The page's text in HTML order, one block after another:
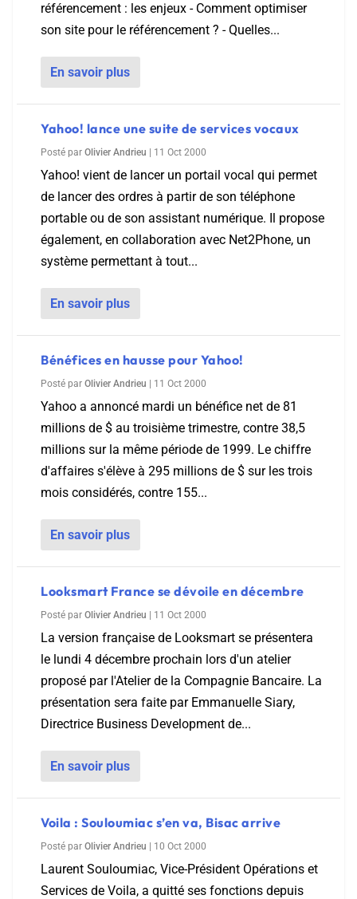
référencement : les enjeux - Comment optimiser
son site pour le référencement ? - Quelles...
En savoir plus
Yahoo! lance une suite de services vocaux
Posté par Olivier Andrieu 11 Oct 2000
Yahoo! vient de lancer un portail vocal qui permet
de lancer des ordres à partir de son téléphone
portable ou de son assistant numérique. Il propose
également, en collaboration avec Net2Phone, un
système permettant à tout...
En savoir plus
Bénéfices en hausse pour Yahoo!
Posté par Olivier Andrieu 11 Oct 2000
Yahoo a annoncé mardi un bénéfice net de 81
millions de $ au troisième trimestre, contre 38,5
millions sur la même période de 1999. Le chiffre
d'affaires s'élève à 295 millions de $ sur les trois
mois considérés, contre 155...
En savoir plus
Looksmart France se dévoile en décembre
Posté par Olivier Andrieu 11 Oct 2000
La version française de Looksmart se présentera
le lundi 4 décembre prochain lors d'un atelier
proposé par l'Atelier de la Compagnie Bancaire. La
présentation sera faite par Emmanuelle Siary,
Directrice Business Development de...
En savoir plus
Voila : Souloumiac s’en va, Bisac arrive
Posté par Olivier Andrieu 10 Oct 2000
Laurent Souloumiac, Vice-Président Opérations et
Services de Voila, a quitté ses fonctions depuis